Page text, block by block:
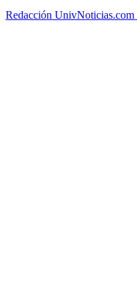
Redacción UnivNoticias.com